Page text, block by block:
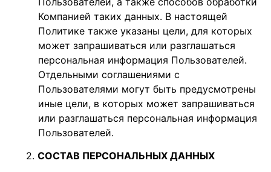
Компанией таких данных. В настоящей
Политике также указаны цели, для которых
может запрашиваться или разглашаться
персональная информация Пользователей.
Отдельными соглашениями с
Пользователями могут быть предусмотрены
иные цели, в которых может запрашиваться
или разглашаться персональная информация
Пользователей.
СОСТАВ ПЕРСОНАЛЬНЫХ ДАННЫХ